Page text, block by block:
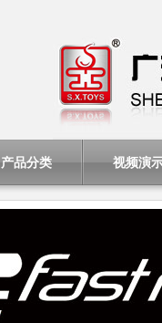
产品分类 视频演